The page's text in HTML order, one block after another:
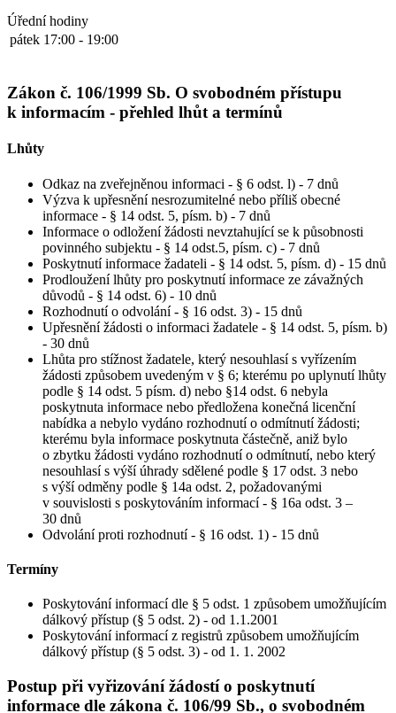
Úřední hodiny
pátek 17:00 - 19:00
Zákon č. 106/1999 Sb. O svobodném přístupu
k informacím - přehled lhůt a termínů
Lhůty
Odkaz na zveřejněnou informaci - § 6 odst. l) - 7 dnů
Výzva k upřesnění nesrozumitelné nebo příliš obecné
informace - § 14 odst. 5, písm. b) - 7 dnů
Informace o odložení žádosti nevztahující se k působnosti
povinného subjektu - § 14 odst.5, písm. c) - 7 dnů
Poskytnutí informace žadateli - § 14 odst. 5, písm. d) - 15 dnů
Prodloužení lhůty pro poskytnutí informace ze závažných
důvodů - § 14 odst. 6) - 10 dnů
Rozhodnutí o odvolání - § 16 odst. 3) - 15 dnů
Upřesnění žádosti o informaci žadatele - § 14 odst. 5, písm. b)
- 30 dnů
Lhůta pro stížnost žadatele, který nesouhlasí s vyřízením
žádosti způsobem uvedeným v § 6; kterému po uplynutí lhůty
podle § 14 odst. 5 písm. d) nebo §14 odst. 6 nebyla
poskytnuta informace nebo předložena konečná licenční
nabídka a nebylo vydáno rozhodnutí o odmítnutí žádosti;
kterému byla informace poskytnuta částečně, aniž bylo
o zbytku žádosti vydáno rozhodnutí o odmítnutí, nebo který
nesouhlasí s výší úhrady sdělené podle § 17 odst. 3 nebo
s výší odměny podle § 14a odst. 2, požadovanými
v souvislosti s poskytováním informací - § 16a odst. 3 –
30 dnů
Odvolání proti rozhodnutí - § 16 odst. 1) - 15 dnů
Termíny
Poskytování informací dle § 5 odst. 1 způsobem umožňujícím
dálkový přístup (§ 5 odst. 2) - od 1.1.2001
Poskytování informací z registrů způsobem umožňujícím
dálkový přístup (§ 5 odst. 3) - od 1. 1. 2002
Postup při vyřizování žádostí o poskytnutí
informace dle zákona č. 106/99 Sb., o svobodném